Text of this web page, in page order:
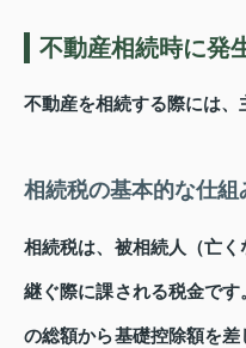
不動産相続時に発
不動産を相続する際には、
相続税の基本的な仕組
相続税は、被相続人（亡
継ぐ際に課される税金で
の総額から基礎控除額を